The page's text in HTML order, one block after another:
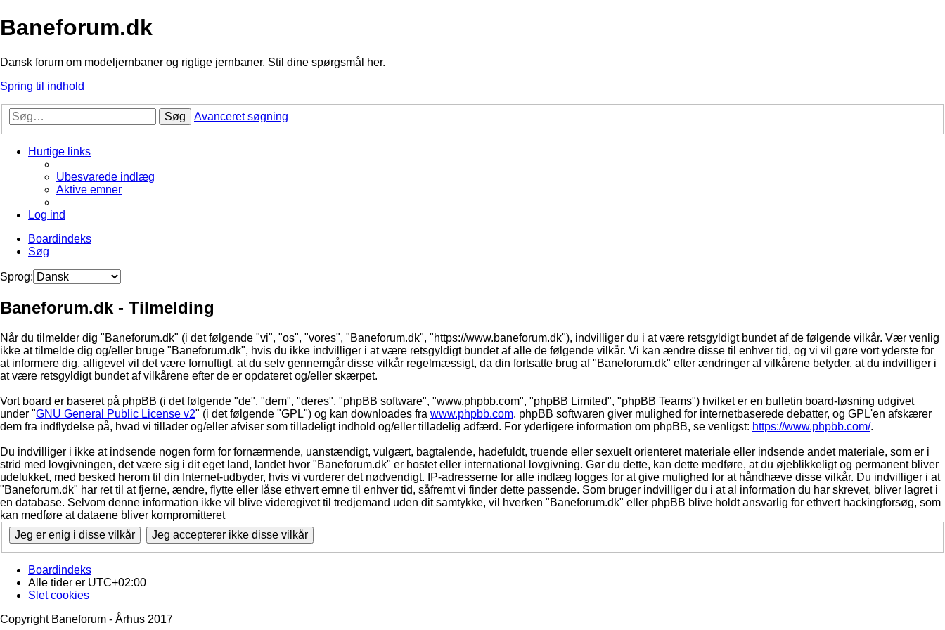
Baneforum.dk
Dansk forum om modeljernbaner og rigtige jernbaner. Stil dine spørgsmål her.
Spring til indhold
Søg Avanceret søgning
Hurtige links
Ubesvarede indlæg
Aktive emner
Log ind
Boardindeks
Søg
Sprog:
Baneforum.dk - Tilmelding
Når du tilmelder dig "Baneforum.dk" (i det følgende "vi", "os", "vores", "Baneforum.dk", "https://www.baneforum.dk"), indvilliger du i at være retsgyldigt bundet af de følgende vilkår. Vær venlig
ikke at tilmelde dig og/eller bruge "Baneforum.dk", hvis du ikke indvilliger i at være retsgyldigt bundet af alle de følgende vilkår. Vi kan ændre disse til enhver tid, og vi vil gøre vort yderste for
at informere dig, alligevel vil det være fornuftigt, at du selv gennemgår disse vilkår regelmæssigt, da din fortsatte brug af "Baneforum.dk" efter ændringer af vilkårene betyder, at du indvilliger i
at være retsgyldigt bundet af vilkårene efter de er opdateret og/eller skærpet.
Vort board er baseret på phpBB (i det følgende "de", "dem", "deres", "phpBB software", "www.phpbb.com", "phpBB Limited", "phpBB Teams") hvilket er en bulletin board-løsning udgivet
under "GNU General Public License v2" (i det følgende "GPL") og kan downloades fra www.phpbb.com. phpBB softwaren giver mulighed for internetbaserede debatter, og GPL'en afskærer
dem fra indflydelse på, hvad vi tillader og/eller afviser som tilladeligt indhold og/eller tilladelig adfærd. For yderligere information om phpBB, se venligst: https://www.phpbb.com/.
Du indvilliger i ikke at indsende nogen form for fornærmende, uanstændigt, vulgært, bagtalende, hadefuldt, truende eller sexuelt orienteret materiale eller indsende andet materiale, som er i
strid med lovgivningen, det være sig i dit eget land, landet hvor "Baneforum.dk" er hostet eller international lovgivning. Gør du dette, kan dette medføre, at du øjeblikkeligt og permanent bliver
udelukket, med besked herom til din Internet-udbyder, hvis vi vurderer det nødvendigt. IP-adresserne for alle indlæg logges for at give mulighed for at håndhæve disse vilkår. Du indvilliger i at
"Baneforum.dk" har ret til at fjerne, ændre, flytte eller låse ethvert emne til enhver tid, såfremt vi finder dette passende. Som bruger indvilliger du i at al information du har skrevet, bliver lagret i
en database. Selvom denne information ikke vil blive videregivet til tredjemand uden dit samtykke, vil hverken "Baneforum.dk" eller phpBB blive holdt ansvarlig for ethvert hackingforsøg, som
kan medføre at dataene bliver kompromitteret
Boardindeks
Alle tider er UTC+02:00
Slet cookies
Copyright Baneforum - Århus 2017